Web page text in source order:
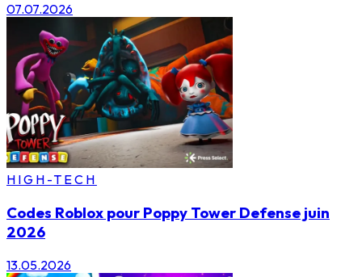
07.07.2026
HIGH-TECH
Codes Roblox pour Poppy Tower Defense juin
2026
13.05.2026